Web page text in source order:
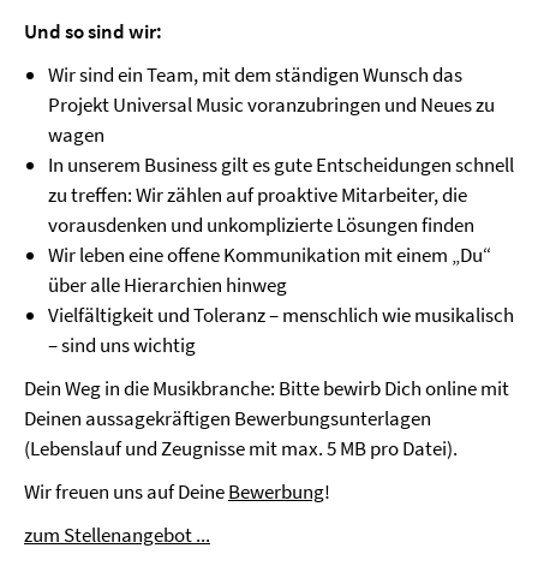
Und so sind wir:
Wir sind ein Team, mit dem ständigen Wunsch das
Projekt Universal Music voranzubringen und Neues zu
wagen
In unserem Business gilt es gute Entscheidungen schnell
zu treffen: Wir zählen auf proaktive Mitarbeiter, die
vorausdenken und unkomplizierte Lösungen finden
Wir leben eine offene Kommunikation mit einem „Du“
über alle Hierarchien hinweg
Vielfältigkeit und Toleranz – menschlich wie musikalisch
– sind uns wichtig
Dein Weg in die Musikbranche: Bitte bewirb Dich online mit
Deinen aussagekräftigen Bewerbungsunterlagen
(Lebenslauf und Zeugnisse mit max. 5 MB pro Datei).
Wir freuen uns auf DeineBewerbung!
zum Stellenangebot ...